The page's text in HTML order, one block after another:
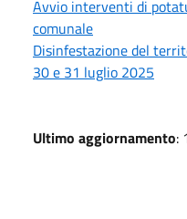
Avvio interventi di
comunale
Disinfestazione del
30 e 31 luglio 2025
Ultimo aggiornamento: